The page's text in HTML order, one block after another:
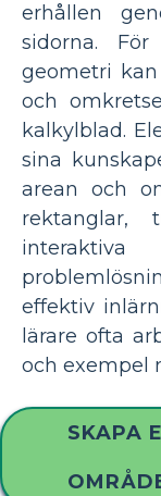
erhållen
sidorna.
geometri
och
kalkylblad.
sina
arean och
rektanglar,
effektiv
lärare ofta
och exempel
SKAPA